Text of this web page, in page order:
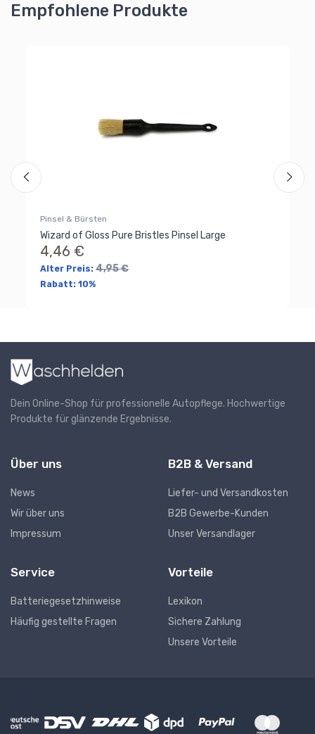
Empfohlene Produkte
Pinsel & Bürsten
Wizard of Gloss Pure Bristles Pinsel Large
4,46 €
Alter Preis: 4,95 €
Rabatt: 10%
Dein Online-Shop für professionelle Autopflege. Hochwertige
Produkte für glänzende Ergebnisse.
Über uns
News
Wir über uns
Impressum
B2B & Versand
Liefer- und Versandkosten
B2B Gewerbe-Kunden
Unser Versandlager
Service
Batteriegesetzhinweise
Häufig gestellte Fragen
Vorteile
Lexikon
Sichere Zahlung
Unsere Vorteile